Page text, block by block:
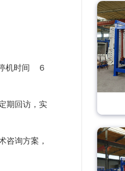
机时间 ６
期回访，实
询方案，